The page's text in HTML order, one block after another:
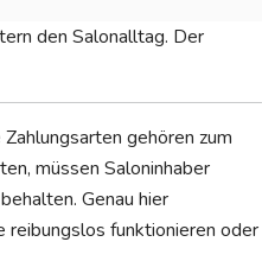
den Salonalltag. Der
gehören zum
müssen Saloninhaber
Genau hier
funktionieren oder